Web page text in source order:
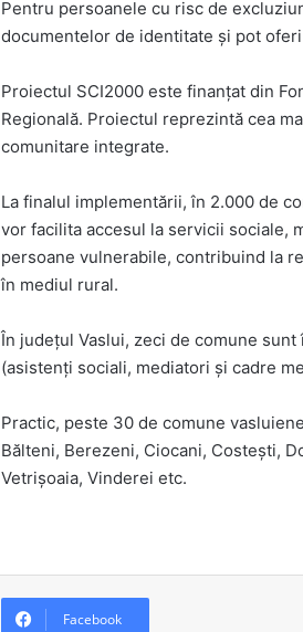
Pentru persoanele cu risc de
documentelor de identitate și pot
Proiectul SCI2000 este finanțat din
Regională. Proiectul reprezintă cea
comunitare integrate.
La finalul implementării, în 2.000 de
vor facilita accesul la servicii sociale,
persoane vulnerabile, contribuind la
în mediul rural.
În județul Vaslui, zeci de comune
(asistenți sociali, mediatori și cadre
Practic, peste 30 de comune
Bălteni, Berezeni, Ciocani, Costești,
Vetrișoaia, Vinderei etc.
Facebook